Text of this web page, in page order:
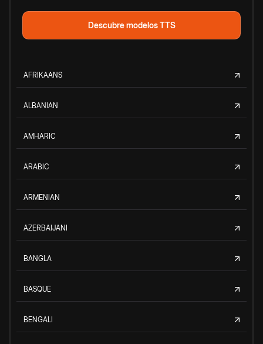
Descubre modelos TTS
AFRIKAANS
ALBANIAN
AMHARIC
ARABIC
ARMENIAN
AZERBAIJANI
BANGLA
BASQUE
BENGALI